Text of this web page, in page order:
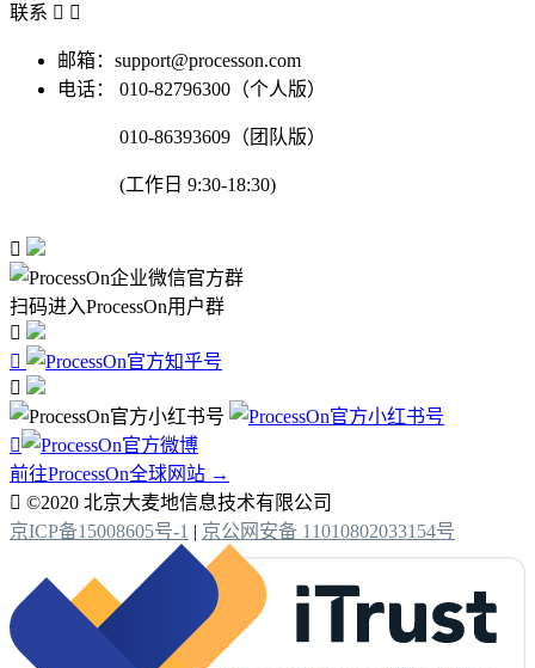
联系  
邮箱：support@processon.com
电话：
010-82796300（个人版）
010-86393609（团队版）
(工作日 9:30-18:30)

扫码进入ProcessOn用户群




前往ProcessOn全球网站 →
 ©2020 北京大麦地信息技术有限公司
京ICP备15008605号-1 | 京公网安备 11010802033154号